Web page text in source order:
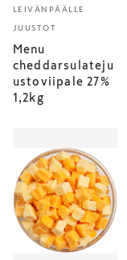
LEIVÄNPÄÄLLE
JUUSTOT
Menu
cheddarsulateju
ustoviipale 27%
1,2kg